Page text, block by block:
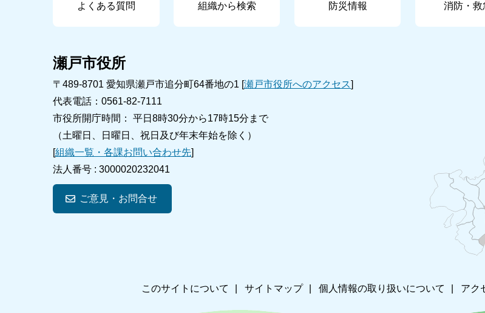
よくある質問 組織から検索 防災情報 消防・救
瀬戸市役所
〒489-8701 愛知県瀬戸市追分町64番地の1 [瀬戸市役所へのアクセス]
代表電話：0561-82-7111
市役所開庁時間： 平日8時30分から17時15分まで
（土曜日、日曜日、祝日及び年末年始を除く）
[組織一覧・各課お問い合わせ先]
法人番号 : 3000020232041
ご意見・お問合せ
このサイトについて サイトマップ 個人情報の取り扱いについて アク